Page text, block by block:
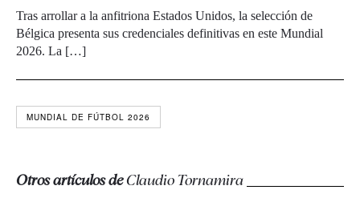
Tras arrollar a la anfitriona Estados Unidos, la selección de
Bélgica presenta sus credenciales definitivas en este Mundial
2026. La […]
MUNDIAL DE FÚTBOL 2026
Otros artículos deClaudio Tornamira